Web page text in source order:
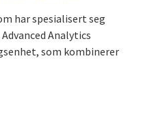
har spesialisert seg
Analytics
som kombinerer